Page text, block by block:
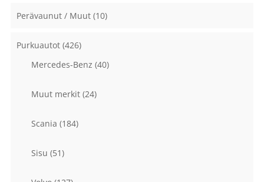
Perävaunut / Muut (10)
Purkuautot (426)
Mercedes-Benz (40)
Muut merkit (24)
Scania (184)
Sisu (51)